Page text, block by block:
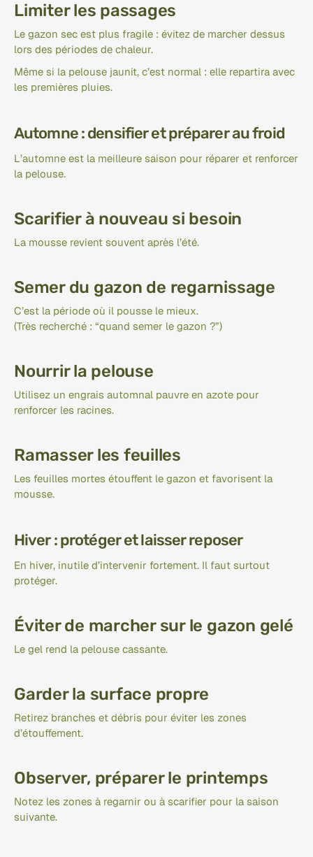
Limiter les passages
Le gazon sec est plus fragile : évitez de marcher dessus
lors des périodes de chaleur.
Même si la pelouse jaunit, c’est normal : elle repartira avec
les premières pluies.
Automne : densifier et préparer au froid
L’automne est la meilleure saison pour réparer et renforcer
la pelouse.
Scarifier à nouveau si besoin
La mousse revient souvent après l’été.
Semer du gazon de regarnissage
C’est la période où il pousse le mieux.
(Très recherché : “quand semer le gazon ?”)
Nourrir la pelouse
Utilisez un engrais automnal pauvre en azote pour
renforcer les racines.
Ramasser les feuilles
Les feuilles mortes étouffent le gazon et favorisent la
mousse.
Hiver : protéger et laisser reposer
En hiver, inutile d’intervenir fortement. Il faut surtout
protéger.
Éviter de marcher sur le gazon gelé
Le gel rend la pelouse cassante.
Garder la surface propre
Retirez branches et débris pour éviter les zones
d’étouffement.
Observer, préparer le printemps
Notez les zones à regarnir ou à scarifier pour la saison
suivante.